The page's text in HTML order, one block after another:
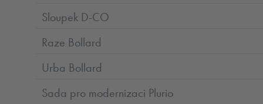
Sloupek D-CO
Raze Bollard
Urba Bollard
Sada pro modernizaci Plurio